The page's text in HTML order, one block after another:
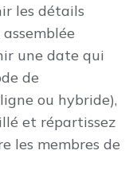
les détails
une date qui
de
ou hybride),
et répartissez
les membres de